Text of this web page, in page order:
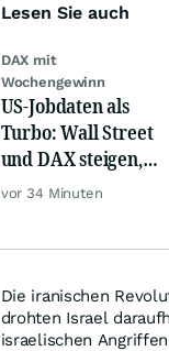
Lesen Sie auch
DAX mit
Wochengewinn
US-Jobdaten als
Turbo: Wall Street
und DAX steigen,
Gold glänzt
vor 34 Minuten
Die iranischen
drohten Israel
israelischen